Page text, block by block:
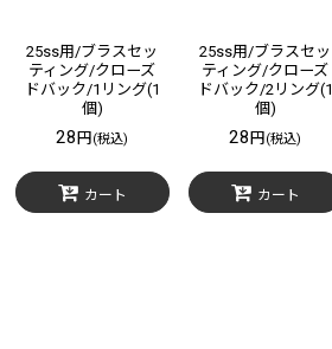
25ss用/ブラスセッ
ティング/クローズ
ドバック/1リング(1
個)
28円 (税込)
カート
25ss用/ブラスセッ
ティング/クローズ
ドバック/2リング(1
個)
28円 (税込)
カート